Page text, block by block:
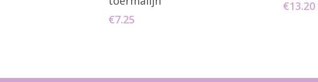
€7.25
€13.20